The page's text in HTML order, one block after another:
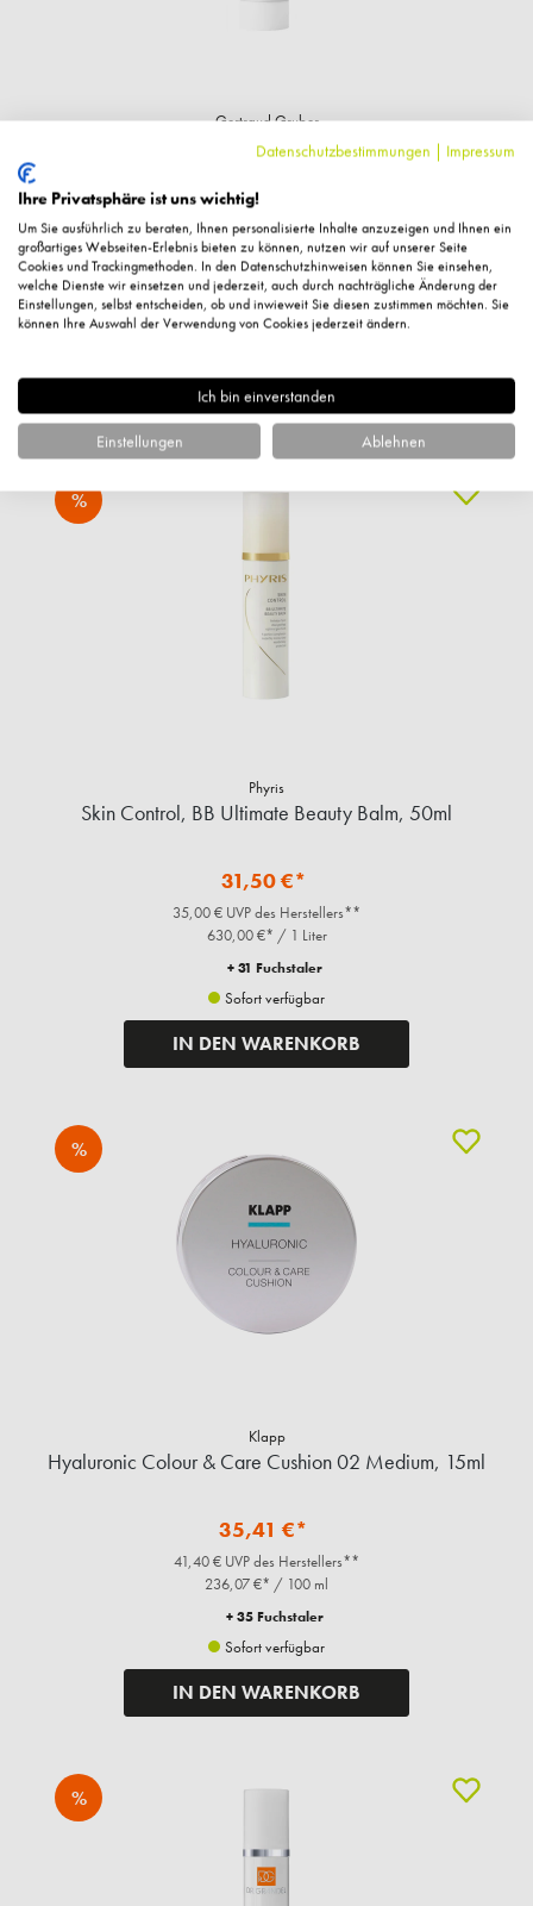
Gertraud Gruber
Tinted Day Fluid SPF20, 40ml
29,00 €*
725,00 €* / 1 Liter
+ 29 Fuchstaler
Versandkostenfrei
IN DEN WARENKORB
%
Phyris
Skin Control, BB Ultimate Beauty Balm, 50ml
31,50 €*
35,00 € UVP des Herstellers**
630,00 €* / 1 Liter
+ 31 Fuchstaler
Sofort verfügbar
IN DEN WARENKORB
%
Klapp
Hyaluronic Colour & Care Cushion 02 Medium, 15ml
35,41 €*
41,40 € UVP des Herstellers**
236,07 €* / 100 ml
+ 35 Fuchstaler
Sofort verfügbar
IN DEN WARENKORB
%
Datenschutzbestimmungen | Impressum
Ihre Privatsphäre ist uns wichtig!
Um Sie ausführlich zu beraten, Ihnen personalisierte Inhalte anzuzeigen und Ihnen ein
großartiges Webseiten-Erlebnis bieten zu können, nutzen wir auf unserer Seite
Cookies und Trackingmethoden. In den Datenschutzhinweisen können Sie einsehen,
welche Dienste wir einsetzen und jederzeit, auch durch nachträgliche Änderung der
Einstellungen, selbst entscheiden, ob und inwieweit Sie diesen zustimmen möchten. Sie
können Ihre Auswahl der Verwendung von Cookies jederzeit ändern.
Ich bin einverstanden
Einstellungen Ablehnen